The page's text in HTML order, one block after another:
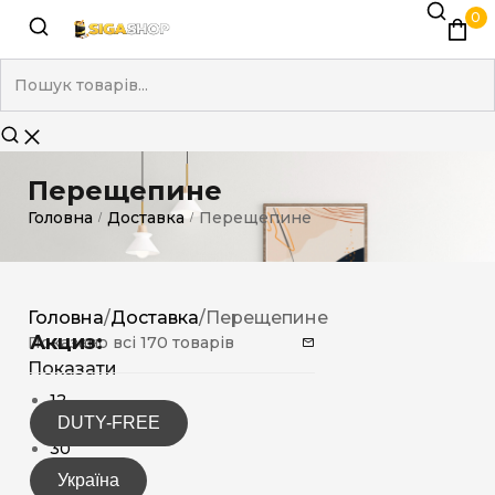
0
Перещепине
Головна / Доставка / Перещепине
Акциз:
DUTY-FREE
Україна
Головна/Доставка/Перещепине
Показано всі 170 товарів
Показати
12
15
30